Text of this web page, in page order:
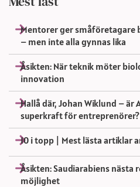
Mentorer ger småföretagare
– men inte alla gynnas lika
Åsikten: När teknik möter
innovation
Hallå där, Johan Wiklund – är
superkraft för entreprenörer?
10 i topp | Mest lästa artiklar
Åsikten: Saudiarabiens nästa
möjlighet